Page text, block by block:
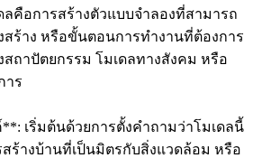
คือการสร้างตัวแบบจำลองที่สามารถ
ร้าง หรือขั้นตอนการทำงานที่ต้องการ
สถาปัตยกรรม โมเดลทางสังคม หรือ
าร
เริ่มต้นด้วยการตั้งคำถามว่าโมเดลนี้
สร้างบ้านที่เป็นมิตรกับสิ่งแวดล้อม หรือ